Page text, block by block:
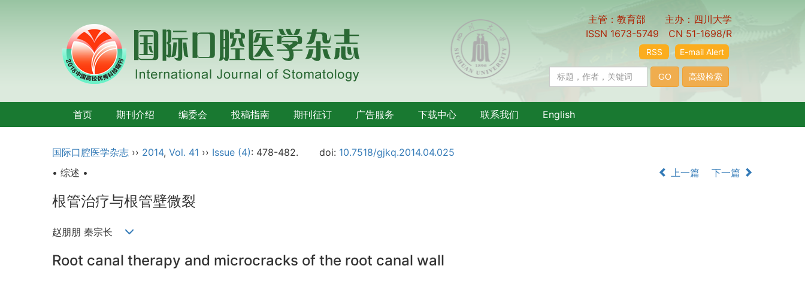
主管：教育部 主办：四川大学
ISSN 1673-5749 CN 51-1698/R
E-mail Alert
RSS
首页 期刊介绍 编委会 投稿指南 期刊征订 广告服务 下载中心 联系我们 English
国际口腔医学杂志 ›› 2014, Vol. 41 ›› Issue (4): 478-482. doi: 10.7518/gjkq.2014.04.025
• 综述 •
上一篇 下一篇
根管治疗与根管壁微裂
赵朋朋 秦宗长
Root canal therapy and microcracks of the root canal wall